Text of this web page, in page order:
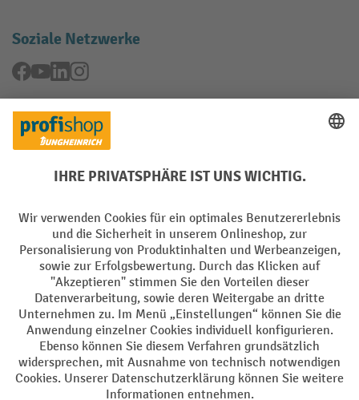
Soziale Netzwerke
Facebook
YouTubeLinkedInInstagram
Rücknahme-Services
Batterie Rückname
AGB Impressum Datenschutz
Barrierefreiheit Grounding Page Privacy Settings
Alle Preise exkl. gesetzl. Mehrwertsteuer zzgl.Versandkosten und ggf.